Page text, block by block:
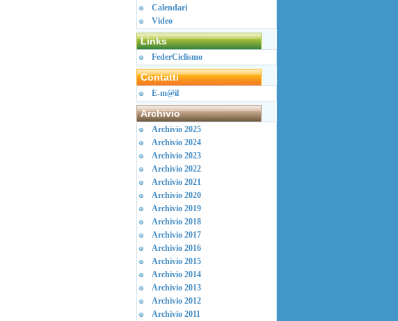
Calendari
Video
Links
FederCiclismo
Contatti
E-m@il
Archivio
Archivio 2025
Archivio 2024
Archivio 2023
Archivio 2022
Archivio 2021
Archivio 2020
Archivio 2019
Archivio 2018
Archivio 2017
Archivio 2016
Archivio 2015
Archivio 2014
Archivio 2013
Archivio 2012
Archivio 2011